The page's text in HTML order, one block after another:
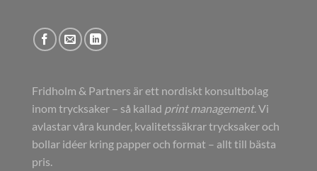
Fridholm & Partners är ett nordiskt konsultbolag
inom trycksaker – så kallad print management. Vi
avlastar våra kunder, kvalitetssäkrar trycksaker och
bollar idéer kring papper och format – allt till bästa
pris.